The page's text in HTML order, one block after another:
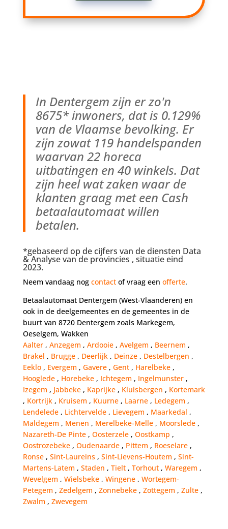
In Dentergem zijn er zo'n
8675* inwoners, dat is 0.129%
van de Vlaamse bevolking. Er
zijn zowat 119 handelspanden
waarvan 22 horeca
uitbatingen en 40 winkels. Dat
zijn heel wat zaken waar de
klanten graag met een Cash
betaalautomaat willen
betalen.
*gebaseerd op de cijfers van de diensten Data
& Analyse van de provincies , situatie eind
2023.
Neem vandaag nog contactof vraag een offerte.
Betaalautomaat Dentergem (West-Vlaanderen) en
ook in de deelgemeentes en de gemeentes in de
buurt van 8720 Dentergem zoals Markegem,
Oeselgem, Wakken
Aalter , Anzegem , Ardooie , Avelgem , Beernem ,
Brakel , Brugge , Deerlijk , Deinze , Destelbergen ,
Eeklo , Evergem , Gavere , Gent , Harelbeke ,
Hooglede , Horebeke , Ichtegem , Ingelmunster ,
Izegem , Jabbeke , Kaprijke , Kluisbergen , Kortemark
, Kortrijk , Kruisem , Kuurne , Laarne , Ledegem ,
Lendelede , Lichtervelde , Lievegem , Maarkedal ,
Maldegem , Menen , Merelbeke-Melle , Moorslede ,
Nazareth-De Pinte , Oosterzele , Oostkamp ,
Oostrozebeke , Oudenaarde , Pittem , Roeselare ,
Ronse , Sint-Laureins , Sint-Lievens-Houtem , Sint-
Martens-Latem , Staden , Tielt , Torhout , Waregem ,
Wevelgem , Wielsbeke , Wingene , Wortegem-
Petegem , Zedelgem , Zonnebeke , Zottegem , Zulte ,
Zwalm , Zwevegem